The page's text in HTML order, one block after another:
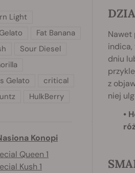
Nawet
indica,
dniu
z
niej
•
Light
Fat Banana
Sour Diesel
Gelato
critical
HulkBerry
Konopi
Queen 1
Kush 1